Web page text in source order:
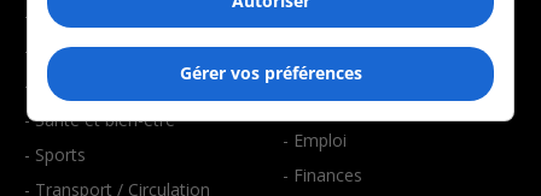
- Éducation
- Environnement
- Faits divers
- Santé et bien-être
- Sports
- Transport / Circulation
- Art de vivre
- Bien-être
- Emploi
- Finances
Gérer vos préférences